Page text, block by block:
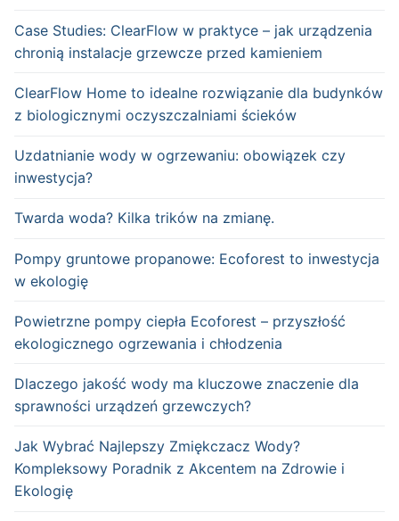
Case Studies: ClearFlow w praktyce – jak urządzenia
chronią instalacje grzewcze przed kamieniem
ClearFlow Home to idealne rozwiązanie dla budynków
z biologicznymi oczyszczalniami ścieków
Uzdatnianie wody w ogrzewaniu: obowiązek czy
inwestycja?
Twarda woda? Kilka trików na zmianę.
Pompy gruntowe propanowe: Ecoforest to inwestycja
w ekologię
Powietrzne pompy ciepła Ecoforest – przyszłość
ekologicznego ogrzewania i chłodzenia
Dlaczego jakość wody ma kluczowe znaczenie dla
sprawności urządzeń grzewczych?
Jak Wybrać Najlepszy Zmiękczacz Wody?
Kompleksowy Poradnik z Akcentem na Zdrowie i
Ekologię